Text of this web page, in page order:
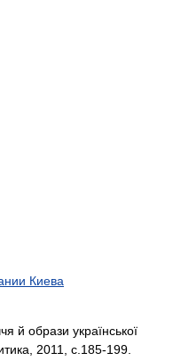
Киева
й образи української
2011, с.185-199.